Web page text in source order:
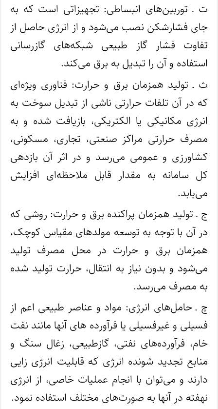
ت ـ توربین‌های انبساطی: تجهیزاتی است که به‌
جای فشارشکن نصب می‌شود و از انرژی حاصل از
تفاوت فشار گاز طبیعی شبکه‌های گازرسانی
استفاده و آن را تبدیل به برق می‌کند.
ث ـ تولید همزمان برق و حرارت: فناوری ویژه‌ای
که در آن تلفات حرارتی ناشی از تبدیل سوخت به
انرژی مکانیکی یا الکتریکی، بازیافت شده و به
مصرف حرارتی مراکز صنعتی، تجاری، مسکونی،
کشاورزی و عمومی می‌رسد و در اثر آن بازدهی
کل سامانه به مقدار قابل ملاحظه‌‌ای افزایش
می‌یابد.
ج ـ تولید همزمان پراکنده برق و حرارت: روشی که
در آن با توجه به توسعه مولدهای مقیاس کوچک،
همزمان برق و حرارت در محل مصرف تولید
می‌شود و بدون نیاز به انتقال، حرارت تولید شده
به مصرف می‌رسد.
چ ـ حامل‌های انرژی: مواد و عناصر طبیعی اعم از
فسیلی و غیرفسیلی یا فرآورده‌ های آنها مانند نفت‌
خام، فرآورده‌های نفتی، گازطبیعی، زغال‌ سنگ و
منابع تجدید شونده انرژی که قابلیت انرژی‌ زایی
دارند و می‌توان با انجام عملیات خاصی، از انرژی
نهفته در آنها به صورت‌های مختلف استفاده نمود.